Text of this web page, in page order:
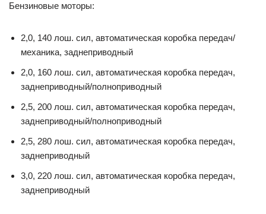
Бензиновые моторы:
2,0, 140 лош. сил, автоматическая коробка передач/
механика, заднеприводный
2,0, 160 лош. сил, автоматическая коробка передач,
заднеприводный/полноприводный
2,5, 200 лош. сил, автоматическая коробка передач,
заднеприводный/полноприводный
2,5, 280 лош. сил, автоматическая коробка передач,
заднеприводный
3,0, 220 лош. сил, автоматическая коробка передач,
заднеприводный